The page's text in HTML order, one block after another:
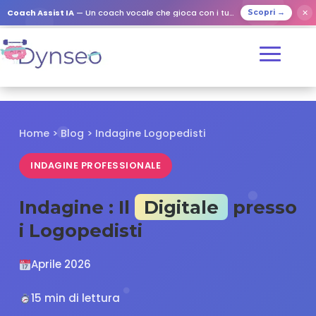
Coach Assist IA — Un coach vocale che gioca con i tuoi cari Scopri → ✕
Home > Blog > Indagine Logopedisti
INDAGINE PROFESSIONALE
Indagine : Il Digitale
presso
i Logopedisti
Aprile 2026
15 min di lettura